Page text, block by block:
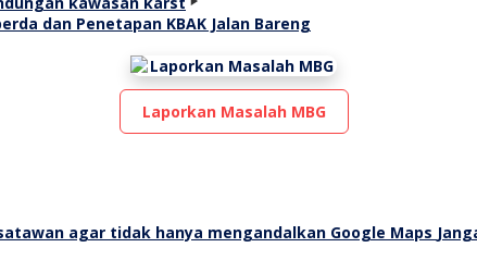
dan Penetapan KBAK Jalan Bareng
Laporkan Masalah MBG